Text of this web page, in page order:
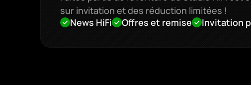
sur invitation et des réduction limitées !
News HiFi
Offres et remise Invitation